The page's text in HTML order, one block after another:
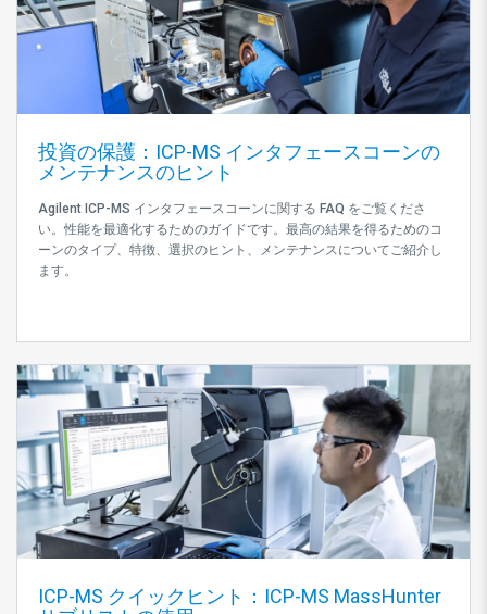
投資の保護：ICP-MS インタフェースコーンの
メンテナンスのヒント
Agilent ICP-MS インタフェースコーンに関する FAQ をご覧くださ
い。性能を最適化するためのガイドです。最高の結果を得るためのコ
ーンのタイプ、特徴、選択のヒント、メンテナンスについてご紹介し
ます。
ICP-MS クイックヒント：ICP-MS MassHunter